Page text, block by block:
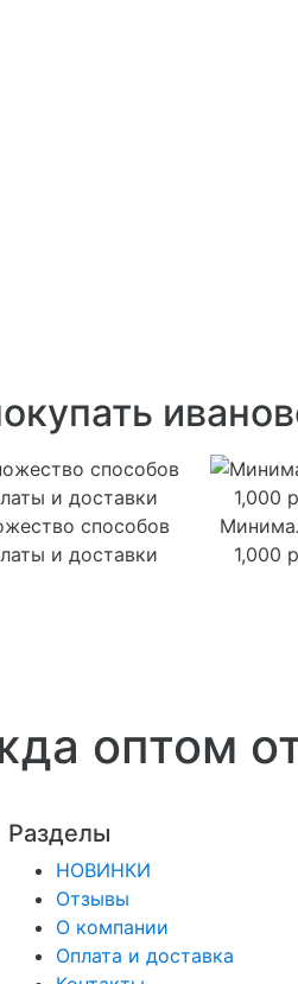
способов
и доставки
1,000
оптом
Разделы
НОВИНКИ
Отзывы
О компании
Оплата и доставка